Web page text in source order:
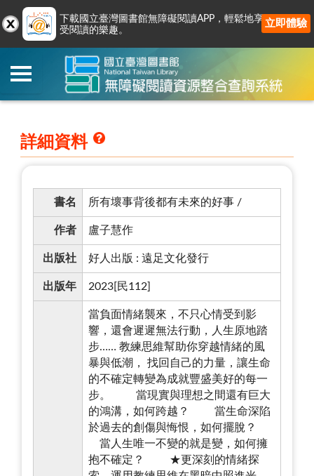
下載國立臺灣圖書館無障礙閱讀APP，輕鬆地享
受閱讀的樂趣。
立即體驗
詳細資料
書名 所有壞事背後都有未來的好事 /
作者 盧子慧作
出版社 好人出版 : 遠足文化發行
出版年 2023[民112]
當負面情緒襲來，不只心情受到影
響，還會遲遲無法行動，人生原地踏
步…… 教練思維幫助你穿越情緒的風
暴與低潮， 找回自己的力量，讓生命
的不確定轉變為成就豐盛美好的每一
步。 當現實與理想之間還有巨大
的鴻溝，如何跨越？ 當生命深陷
於過去的創傷與悔恨，如何擺脫？
當人生唯一不變的就是變，如何擁
抱不確定？ ★更深刻的情緒探